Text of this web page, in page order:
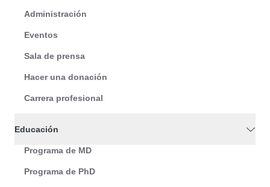
Administración
Eventos
Sala de prensa
Hacer una donación
Carrera profesional
Educación
Programa de MD
Programa de PhD